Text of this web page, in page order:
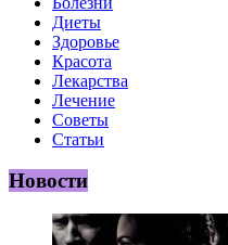
Диеты
Здоровье
Красота
Лекарства
Лечение
Советы
Статьи
Новости